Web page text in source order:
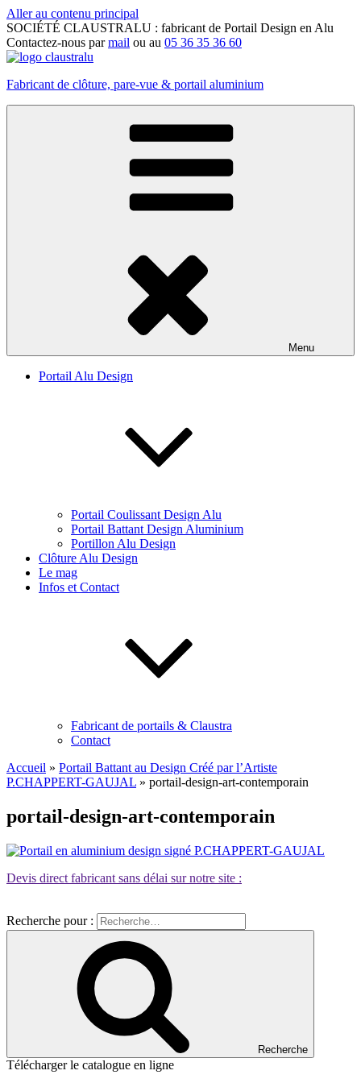
Aller au contenu principal
SOCIÉTÉ CLAUSTRALU : fabricant de Portail Design en Alu
Contactez-nous parmail ou au 05 36 35 36 60
Fabricant de clôture, pare-vue & portail aluminium
Menu
Portail Alu Design
Portail Coulissant Design Alu
Portail Battant Design Aluminium
Portillon Alu Design
Clôture Alu Design
Le mag
Infos et Contact
Fabricant de portails & Claustra
Contact
Accueil » Portail Battant au Design Créé par l’Artiste
P.CHAPPERT-GAUJAL » portail-design-art-contemporain
portail-design-art-contemporain
Devis direct fabricant sans délai sur notre site :
Recherche pour :
Recherche
Télécharger le catalogue en ligne